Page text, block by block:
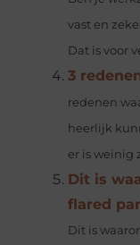
vast en
Dat is voor
3
redenen
heerlijk
er is weinig
Dit is
flared
Dit is